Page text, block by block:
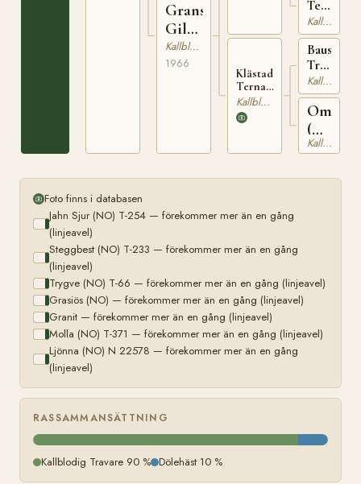
Grans
Gilma
(NO)
Kallblodig Travare
1966
Klästad
Terna
(NO)
T-1427
Kallblodig Travare
Terna
(NO)
N
21551
Kallblodig Travare
Baus
Tryggsön
(NO)
T-
207
Kallblodig Travare
Omara
(NO)
T-Kallblodig Travare
Foto finns i databasen
Jahn Sjur (NO) T-254 — förekommer mer än en gång
(linjeavel)
Steggbest (NO) T-233 — förekommer mer än en gång
(linjeavel)
Trygve (NO) T-66 — förekommer mer än en gång (linjeavel)
Grasiös (NO) — förekommer mer än en gång (linjeavel)
Granit — förekommer mer än en gång (linjeavel)
Molla (NO) T-371 — förekommer mer än en gång (linjeavel)
Ljönna (NO) N 22578 — förekommer mer än en gång
(linjeavel)
RASSAMMANSÄTTNING
Kallblodig Travare 90 % Dölehäst 10 %